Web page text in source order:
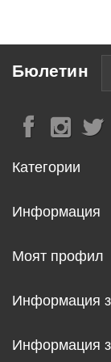
Бюлетин
Категории
Информация
Моят профил
Информация
Информация